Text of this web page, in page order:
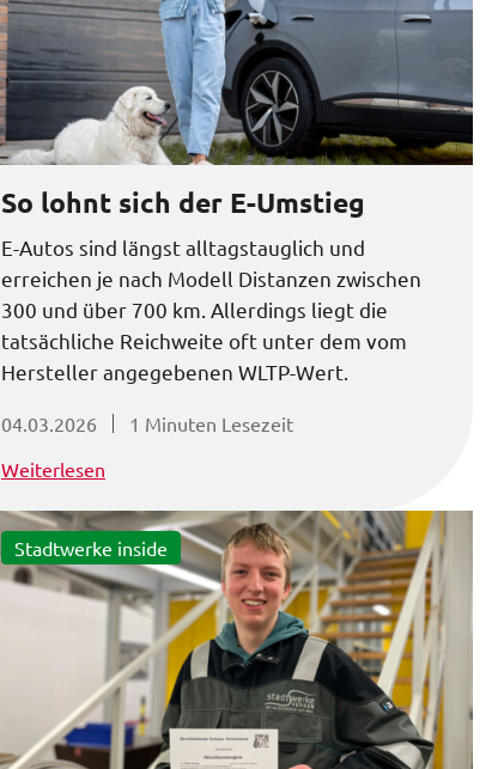
So lohnt sich der E-Umstieg
E-Autos sind längst alltagstauglich und
erreichen je nach Modell Distanzen zwischen
300 und über 700 km. Allerdings liegt die
tatsächliche Reichweite oft unter dem vom
Hersteller angegebenen WLTP-Wert.
04.03.2026
1 Minuten Lesezeit
Weiterlesen
Stadtwerke inside